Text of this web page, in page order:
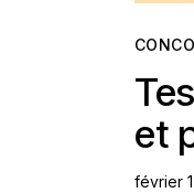
et
février